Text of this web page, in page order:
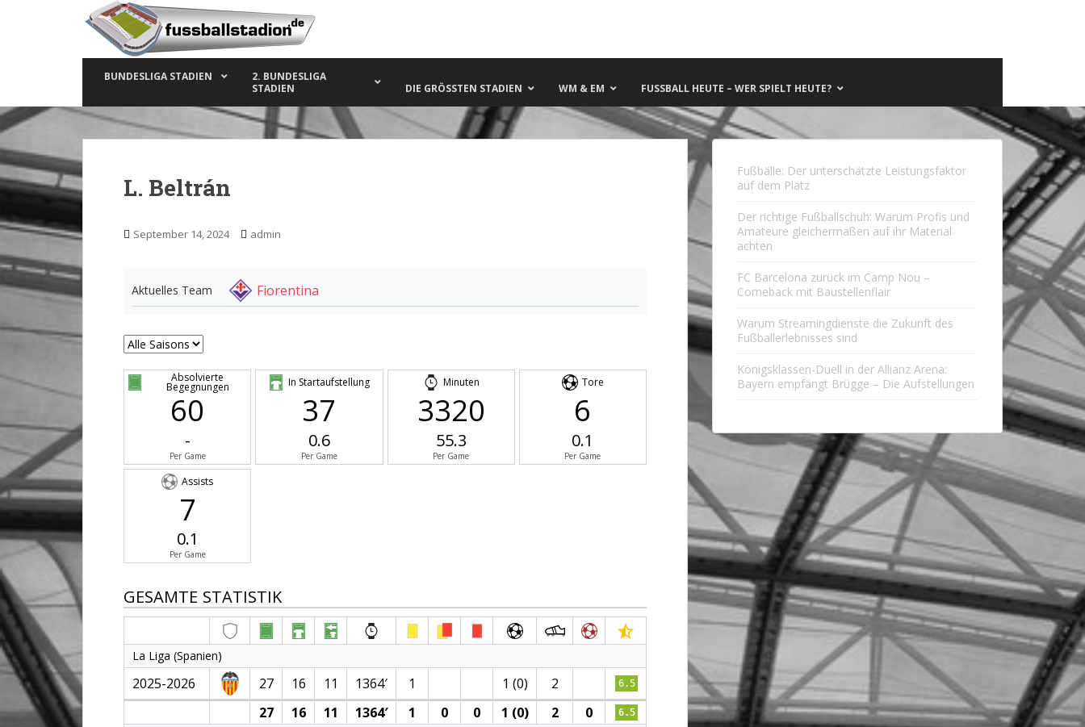
m
a
n
n
e
n
BUNDESLIGA STADIEN
2. BUNDESLIGA
STADIEN
DIE GRÖSSTEN STADIEN WM & EM FUSSBALL HEUTE – WER SPIELT HEUTE?
L. Beltrán
September 14, 2024 admin
Aktuelles Team Fiorentina
Absolvierte
Begegnungen
60
-
Per Game
In Startaufstellung
37
0.6
Per Game
Minuten
3320
55.3
Per Game
Tore
6
0.1
Per Game
Assists
7
0.1
Per Game
GESAMTE STATISTIK
La Liga (Spanien)
2025-2026 27 16 11 1364′ 1 1 (0) 2 6.5
27 16 11 1364′ 1 0 0 1 (0) 2 0 6.5
Fußbälle: Der unterschätzte Leistungsfaktor
auf dem Platz
Der richtige Fußballschuh: Warum Profis und
Amateure gleichermaßen auf ihr Material
achten
FC Barcelona zurück im Camp Nou –
Comeback mit Baustellenflair
Warum Streamingdienste die Zukunft des
Fußballerlebnisses sind
Königsklassen-Duell in der Allianz Arena:
Bayern empfängt Brügge – Die Aufstellungen